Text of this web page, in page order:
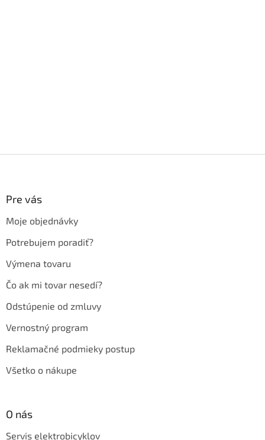
Pre vás
Moje objednávky
Potrebujem poradiť?
Výmena tovaru
Čo ak mi tovar nesedí?
Odstúpenie od zmluvy
Vernostný program
Reklamačné podmieky postup
Všetko o nákupe
O nás
Servis elektrobicyklov